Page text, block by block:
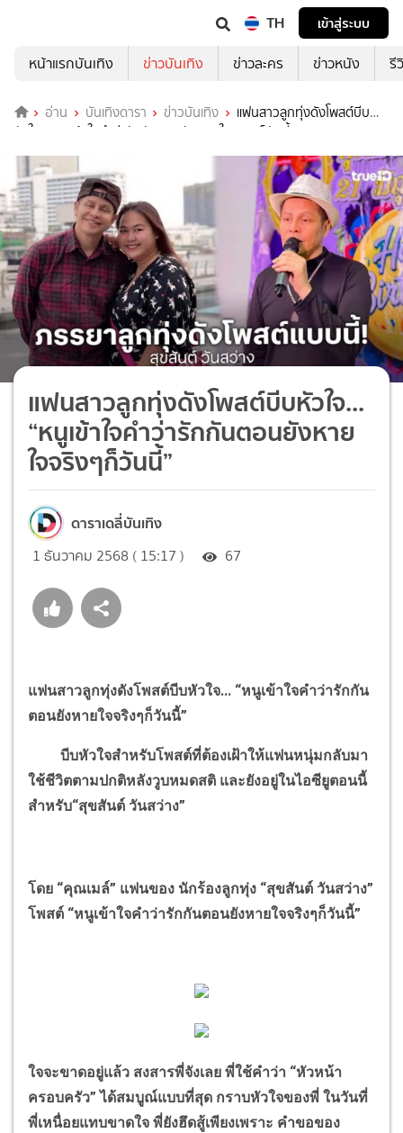
TH
เข้าสู่ระบบ
หน้าแรกบันเทิง
ข่าวบันเทิง ข่าวละคร ข่าวหนัง รี
อ่าน บันเทิงดารา ข่าวบันเทิง
แฟนสาวลูกทุ่งดังโพสต์บีบ
หัวใจ... “หนูเข้าใจคำว่ารักกันตอนยังหายใจจริงๆก็วันนี้”
แฟนสาวลูกทุ่งดังโพสต์บีบหัวใจ...
“หนูเข้าใจคำว่ารักกันตอนยังหาย
ใจจริงๆก็วันนี้”
ดาราเดลี่บันเทิง
1 ธันวาคม 2568 ( 15:17 ) 67
แฟนสาวลูกทุ่งดังโพสต์บีบหัวใจ... “หนูเข้าใจคำว่ารักกัน
ตอนยังหายใจจริงๆก็วันนี้”
บีบหัวใจสำหรับโพสต์ที่ต้องเฝ้าให้แฟนหนุ่มกลับมา
ใช้ชีวิตตามปกติหลังวูบหมดสติ และยังอยู่ในไอซียูตอนนี้
สำหรับ“สุขสันต์ วันสว่าง”
โดย “คุณเมล์” แฟนของ นักร้องลูกทุ่ง “สุขสันต์ วันสว่าง”
โพสต์ “หนูเข้าใจคำว่ารักกันตอนยังหายใจจริงๆก็วันนี้”
ใจจะขาดอยู่แล้ว สงสารพี่จังเลย พี่ใช้คำว่า “หัวหน้า
ครอบครัว”ได้สมบูณ์แบบที่สุด กราบหัวใจของพี่ ในวันที่
พี่เหนื่อยแทบขาดใจ พี่ยังฮึดสู้เพียงเพราะ คำขอของ